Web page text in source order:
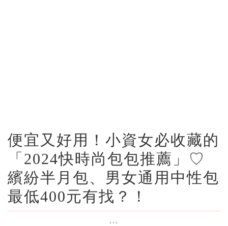
便宜又好用！小資女必收藏的
「2024快時尚包包推薦」♡
繽紛半月包、男女通用中性包
最低400元有找？！